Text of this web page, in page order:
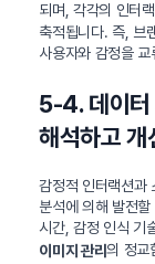
되며, 각각의 인터
축적됩니다. 즉, 브
사용자와 감정을
5-4. 데이터
해석하고 개
감정적 인터랙션과
분석에 의해 발전
시간, 감정 인식 기
이미지 관리의 정교